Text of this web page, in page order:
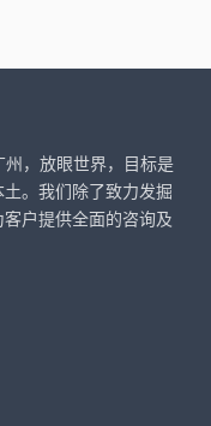
，放眼世界，目标是
。我们除了致力发掘
户提供全面的咨询及